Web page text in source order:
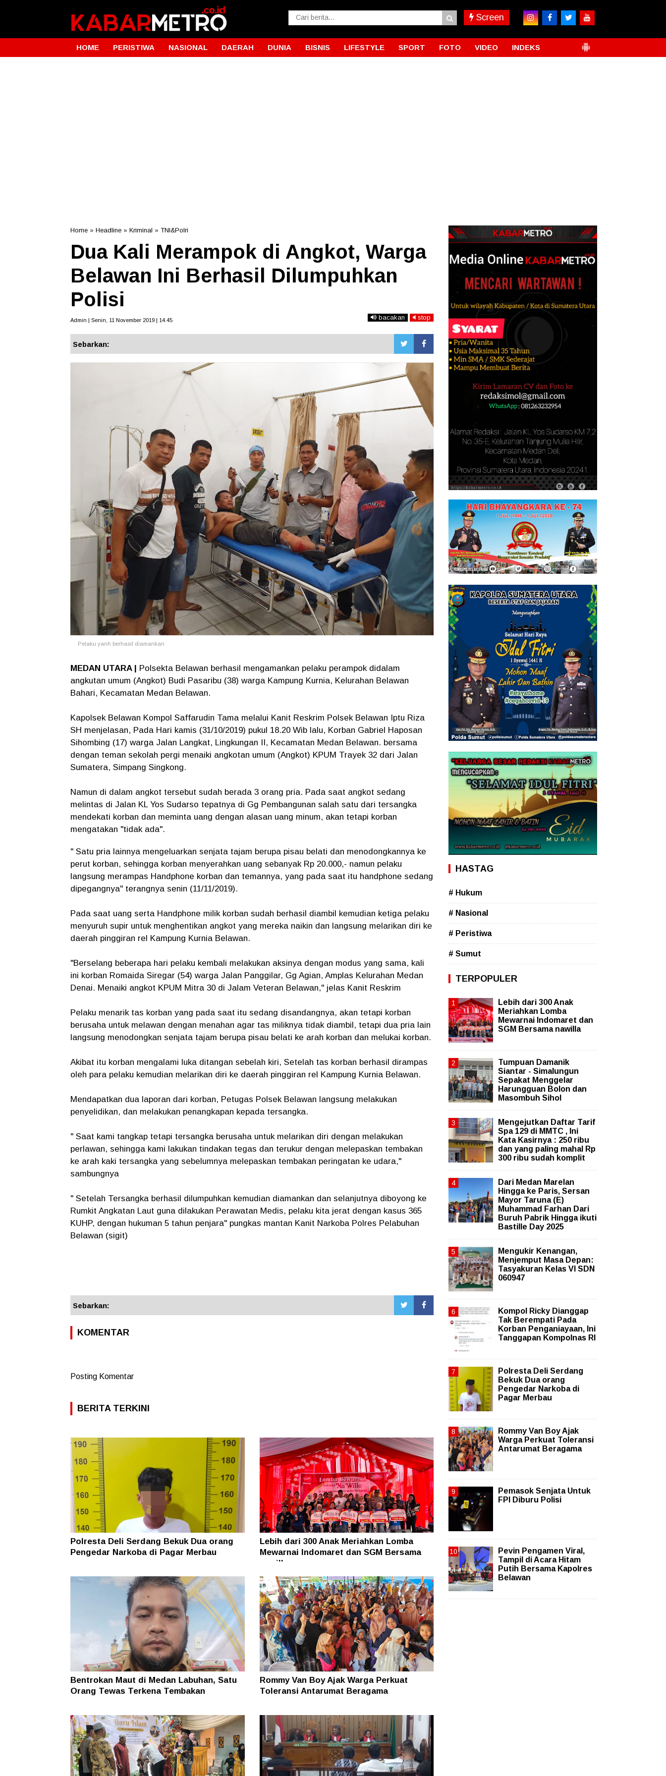
Screen
HOME PERISTIWA NASIONAL DAERAH DUNIA BISNIS LIFESTYLE SPORT FOTO VIDEO INDEKS
Home » Headline » Kriminal » TNI&Polri
Dua Kali Merampok di Angkot, Warga
Belawan Ini Berhasil Dilumpuhkan
Polisi
Admin | Senin, 11 November 2019 | 14.45 bacakan stop
Sebarkan:
Pelaku yanh berhasil diamankan
MEDAN UTARA |
Polsekta Belawan berhasil mengamankan pelaku perampok didalam
angkutan umum (Angkot) Budi Pasaribu (38) warga Kampung Kurnia, Kelurahan Belawan
Bahari, Kecamatan Medan Belawan.
Kapolsek Belawan Kompol Saffarudin Tama melalui Kanit Reskrim Polsek Belawan Iptu Riza
SH menjelasan, Pada Hari kamis (31/10/2019) pukul 18.20 Wib lalu, Korban Gabriel Haposan
Sihombing (17) warga Jalan Langkat, Lingkungan II, Kecamatan Medan Belawan. bersama
dengan teman sekolah pergi menaiki angkotan umum (Angkot) KPUM Trayek 32 dari Jalan
Sumatera, Simpang Singkong.
Namun di dalam angkot tersebut sudah berada 3 orang pria. Pada saat angkot sedang
melintas di Jalan KL Yos Sudarso tepatnya di Gg Pembangunan salah satu dari tersangka
mendekati korban dan meminta uang dengan alasan uang minum, akan tetapi korban
mengatakan "tidak ada".
" Satu pria lainnya mengeluarkan senjata tajam berupa pisau belati dan menodongkannya ke
perut korban, sehingga korban menyerahkan uang sebanyak Rp 20.000,- namun pelaku
langsung merampas Handphone korban dan temannya, yang pada saat itu handphone sedang
dipegangnya" terangnya senin (11/11/2019).
Pada saat uang serta Handphone milik korban sudah berhasil diambil kemudian ketiga pelaku
menyuruh supir untuk menghentikan angkot yang mereka naikin dan langsung melarikan diri ke
daerah pinggiran rel Kampung Kurnia Belawan.
"Berselang beberapa hari pelaku kembali melakukan aksinya dengan modus yang sama, kali
ini korban Romaida Siregar (54) warga Jalan Panggilar, Gg Agian, Amplas Kelurahan Medan
Denai. Menaiki angkot KPUM Mitra 30 di Jalam Veteran Belawan," jelas Kanit Reskrim
Pelaku menarik tas korban yang pada saat itu sedang disandangnya, akan tetapi korban
berusaha untuk melawan dengan menahan agar tas miliknya tidak diambil, tetapi dua pria lain
langsung menodongkan senjata tajam berupa pisau belati ke arah korban dan melukai korban.
Akibat itu korban mengalami luka ditangan sebelah kiri, Setelah tas korban berhasil dirampas
oleh para pelaku kemudian melarikan diri ke daerah pinggiran rel Kampung Kurnia Belawan.
Mendapatkan dua laporan dari korban, Petugas Polsek Belawan langsung melakukan
penyelidikan, dan melakukan penangkapan kepada tersangka.
" Saat kami tangkap tetapi tersangka berusaha untuk melarikan diri dengan melakukan
perlawan, sehingga kami lakukan tindakan tegas dan terukur dengan melepaskan tembakan
ke arah kaki tersangka yang sebelumnya melepaskan tembakan peringatan ke udara,"
sambungnya
" Setelah Tersangka berhasil dilumpuhkan kemudian diamankan dan selanjutnya diboyong ke
Rumkit Angkatan Laut guna dilakukan Perawatan Medis, pelaku kita jerat dengan kasus 365
KUHP, dengan hukuman 5 tahun penjara" pungkas mantan Kanit Narkoba Polres Pelabuhan
Belawan (sigit)
Sebarkan:
KOMENTAR
Posting Komentar
BERITA TERKINI
Polresta Deli Serdang Bekuk Dua orang
Pengedar Narkoba di Pagar Merbau
Lebih dari 300 Anak Meriahkan Lomba
Mewarnai Indomaret dan SGM Bersama
nawilla
Bentrokan Maut di Medan Labuhan, Satu
Orang Tewas Terkena Tembakan
Rommy Van Boy Ajak Warga Perkuat
Toleransi Antarumat Beragama
HASTAG
# Hukum
# Nasional
# Peristiwa
# Sumut
TERPOPULER
Lebih dari 300 Anak
Meriahkan Lomba
Mewarnai Indomaret dan
SGM Bersama nawilla
Tumpuan Damanik
Siantar - Simalungun
Sepakat Menggelar
Harungguan Bolon dan
Masombuh Sihol
Mengejutkan Daftar Tarif
Spa 129 di MMTC , Ini
Kata Kasirnya : 250 ribu
dan yang paling mahal Rp
300 ribu sudah komplit
‎Dari Medan Marelan
Hingga ke Paris, Sersan
Mayor Taruna (E)
Muhammad Farhan Dari
Buruh Pabrik Hingga ikuti
Bastille Day 2025
Mengukir Kenangan,
Menjemput Masa Depan:
Tasyakuran Kelas VI SDN
060947
Kompol Ricky Dianggap
Tak Berempati Pada
Korban Penganiayaan, Ini
Tanggapan Kompolnas RI
Polresta Deli Serdang
Bekuk Dua orang
Pengedar Narkoba di
Pagar Merbau
Rommy Van Boy Ajak
Warga Perkuat Toleransi
Antarumat Beragama
Pemasok Senjata Untuk
FPI Diburu Polisi
Pevin Pengamen Viral,
Tampil di Acara Hitam
Putih Bersama Kapolres
Belawan